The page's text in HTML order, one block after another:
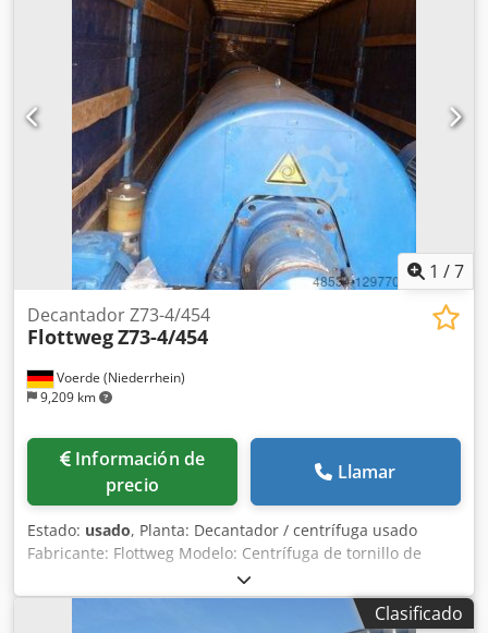
1 /7
Voerde (Niederrhein)
9,209 km
Decantador Z73-4/454
FlottwegZ73-4/454
Información de
precio
Llamar
Estado: usado, Planta: Decantador / centrífuga usado
Fabricante: Flottweg Modelo: Centrífuga de tornillo de
cuba maciza Dedpfx Aboppa Tcjpsck Tipo: Z73-4/454
Número de máquina: 010.014.04 Año de construcción:
1999 Tambor: velocidad máx. 2800 min-1 Densidad perm.
Clasificado